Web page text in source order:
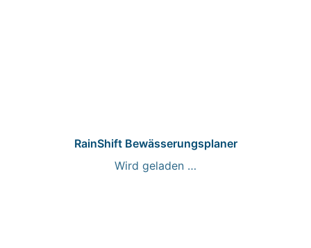
RainShift Bewässerungsplaner
Wird geladen …